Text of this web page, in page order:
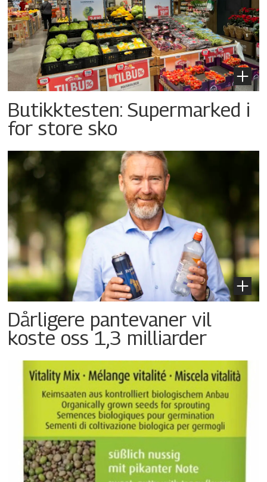
Butikktesten: Supermarked i
for store sko
Dårligere pantevaner vil
koste oss 1,3 milliarder